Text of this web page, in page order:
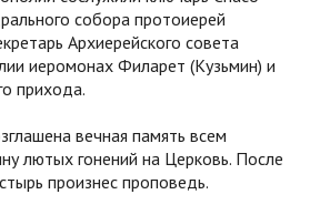
собора протоиерей
Архиерейского совета
иеромонах Филарет (Кузьмин) и
прихода.
вечная память всем
лютых гонений на Церковь. После
произнес проповедь.